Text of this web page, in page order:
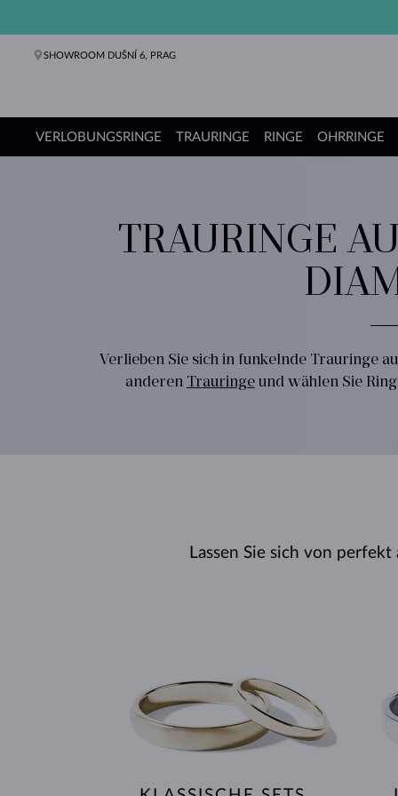
SHOWROOM DUŠNÍ 6, PRAG
VERLOBUNGSRINGE TRAURINGE RINGE OHRRINGE
TRAURINGE
Verlieben Sie sich in funkelnde Trauringe
anderen Trauringeund wählen Sie
Lassen Sie sich von